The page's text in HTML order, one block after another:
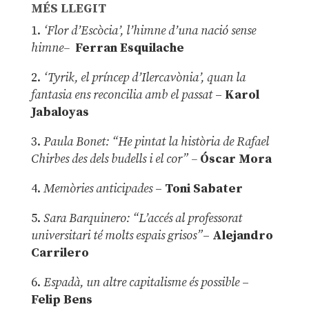
MÉS LLEGIT
1. ‘Flor d’Escòcia’, l’himne d’una nació sense
himne– Ferran Esquilache
2. ‘Tyrik, el príncep d’Ilercavònia’, quan la
fantasia ens reconcilia amb el passat– Karol
Jabaloyas
3. Paula Bonet: “He pintat la història de Rafael
Chirbes des dels budells i el cor” –Óscar Mora
4. Memòries anticipades– Toni Sabater
5. Sara Barquinero: “L’accés al professorat
universitari té molts espais grisos”– Alejandro
Carrilero
6. Espadà, un altre capitalisme és possible –
Felip Bens